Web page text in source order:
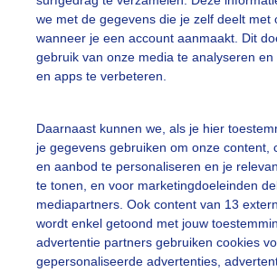
we met de gegevens die je zelf deelt met
wanneer je een account aanmaakt. Dit
gebruik van onze media te analyseren
en apps te verbeteren.
Daarnaast kunnen we, als je hier
je gegevens gebruiken om onze content,
en aanbod te personaliseren en je
te tonen, en voor marketingdoeleinden
mediapartners. Ook content van 13
wordt enkel getoond met jouw
advertentie partners gebruiken cookies
gepersonaliseerde advertenties,
blauwe lucht, lente weer en een zon
Fotograaf: Waylon Geulebert
Waylon Gemaakt: 27-03-2026, 67x
Lente Zon